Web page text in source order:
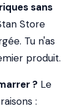
sans
Store
Tu n'as
produit.
? Le
: